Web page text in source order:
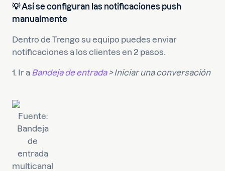
💡 Así se configuran las notificaciones push
manualmente
Dentro de Trengo su equipo puedes enviar
notificaciones a los clientes en 2 pasos.
1. Ir a Bandeja de entrada> Iniciar una conversación
Fuente:
Bandeja
de
entrada
multicanal